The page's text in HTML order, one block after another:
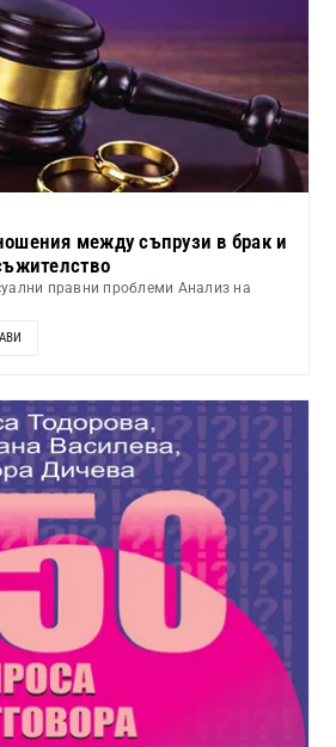
между съпрузи в брак и
правни проблеми Анализ на